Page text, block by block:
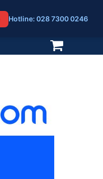
Hotline: 028 7300 0246